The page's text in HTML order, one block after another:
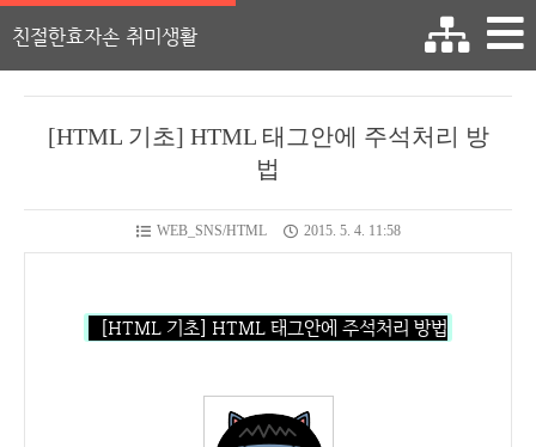
친절한효자손 취미생활
[HTML 기초] HTML 태그안에 주석처리 방
법
WEB_SNS/HTML 2015. 5. 4. 11:58
[HTML 기초] HTML 태그안에 주석처리 방법